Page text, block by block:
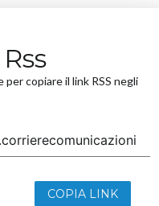
per copiare il link RSS negli
COPIA LINK